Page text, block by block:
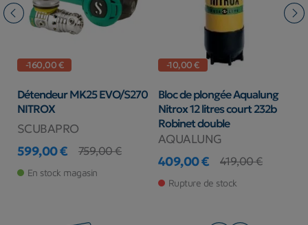
-160,00 €
Détendeur MK25 EVO/S270
NITROX
SCUBAPRO
Prix
599,00 €
Prix de base
759,00 €
En stock magasin
-10,00 €
Bloc de plongée Aqualung
Nitrox 12 litres court 232b
Robinet double
AQUALUNG
Prix
409,00 €
Prix de base
419,00 €
Rupture de stock